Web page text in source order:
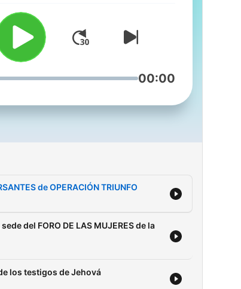
la app de la SER los martes
las 19:00 y en verano en
go.podimo.com/es/buenismo
00:00
de OPERACIÓN TRIUNFO
del FORO DE LAS MUJERES de la
los testigos de Jehová